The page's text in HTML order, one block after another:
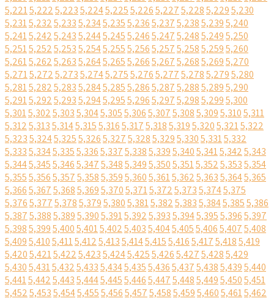
5,2215,2225,2235,2245,2255,2265,2275,2285,2295,230
5,2315,2325,2335,2345,2355,2365,2375,2385,2395,240
5,2415,2425,2435,2445,2455,2465,2475,2485,2495,250
5,2515,2525,2535,2545,2555,2565,2575,2585,2595,260
5,2615,2625,2635,2645,2655,2665,2675,2685,2695,270
5,2715,2725,2735,2745,2755,2765,2775,2785,2795,280
5,2815,2825,2835,2845,2855,2865,2875,2885,2895,290
5,2915,2925,2935,2945,2955,2965,2975,2985,2995,300
5,3015,3025,3035,3045,3055,3065,3075,3085,3095,3105,311
5,3125,3135,3145,3155,3165,3175,3185,3195,3205,3215,322
5,3235,3245,3255,3265,3275,3285,3295,3305,3315,332
5,3335,3345,3355,3365,3375,3385,3395,3405,3415,3425,343
5,3445,3455,3465,3475,3485,3495,3505,3515,3525,3535,354
5,3555,3565,3575,3585,3595,3605,3615,3625,3635,3645,365
5,3665,3675,3685,3695,3705,3715,3725,3735,3745,375
5,3765,3775,3785,3795,3805,3815,3825,3835,3845,3855,386
5,3875,3885,3895,3905,3915,3925,3935,3945,3955,3965,397
5,3985,3995,4005,4015,4025,4035,4045,4055,4065,4075,408
5,4095,4105,4115,4125,4135,4145,4155,4165,4175,4185,419
5,4205,4215,4225,4235,4245,4255,4265,4275,4285,429
5,4305,4315,4325,4335,4345,4355,4365,4375,4385,4395,440
5,4415,4425,4435,4445,4455,4465,4475,4485,4495,4505,451
5,4525,4535,4545,4555,4565,4575,4585,4595,4605,4615,462